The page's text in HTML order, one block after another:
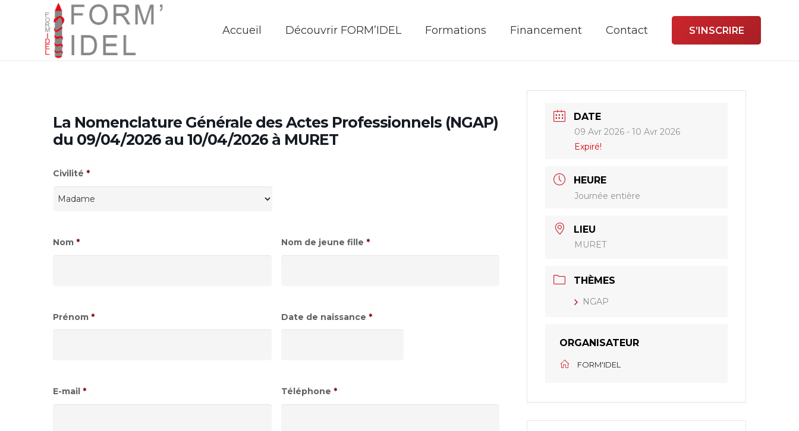
Accueil Découvrir FORM’IDEL Formations Financement Contact S’INSCRIRE
La Nomenclature Générale des Actes Professionnels (NGAP)
du 09/04/2026 au 10/04/2026 à MURET
Civilité *
Nom * Nom de jeune fille *
Prénom * Date de naissance *
E-mail * Téléphone *
DATE
09 Avr 2026 - 10 Avr 2026
Expiré!
HEURE
Journée entière
LIEU
MURET
THÈMES
NGAP
ORGANISATEUR
FORM'IDEL